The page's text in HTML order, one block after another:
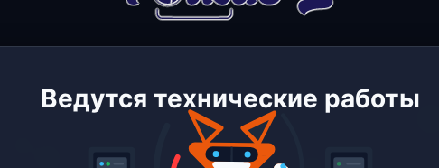
Ведутся технические работы